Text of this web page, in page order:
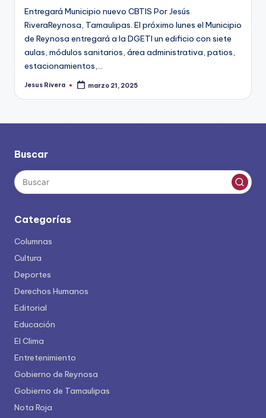
Entregará Municipio nuevo CBTIS Por Jesús
RiveraReynosa, Tamaulipas. El próximo lunes el Municipio
de Reynosa entregará a la DGETI un edificio con siete
aulas, módulos sanitarios, área administrativa, patios,
estacionamientos,…
Publicado
Jesus Rivera marzo 21, 2025
Buscar
Categorías
Columnas
Cultura
Deportes
Derechos Humanos
Editorial
Educación
El Clima
Entretenimiento
Gobierno de Reynosa
Gobierno de Tamaulipas
Nota Roja